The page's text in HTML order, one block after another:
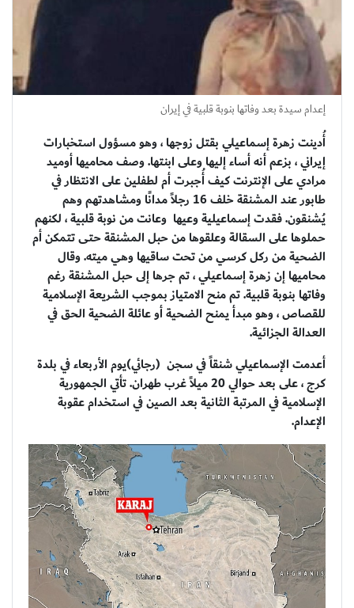
إعدام سيدة بعد وفاتها بنوبة قلبية في إيران
أُدينت زهرة إسماعيلي بقتل زوجها ، وهو مسؤول استخبارات
إيراني ، بزعم أنه أساء إليها وعلى ابنتها. وصف محاميها أوميد
مرادي على الإنترنت كيف أُجبرت أم لطفلين على الانتظار في
طابور عند المشنقة خلف 16 رجلاً مدانًا ومشاهدتهم وهم
يُشنقون. فقدت إسماعيلية وعيها وعانت من نوبة قلبية ، لكنهم
حملوها على السقالة وعلقوها من حبل المشنقة حتى تتمكن أم
الضحية من ركل كرسي من تحت ساقيها وهي ميته. وقال
محاميها إن زهرة إسماعيلي ، تم جرها إلى حبل المشنقة رغم
وفاتها بنوبة قلبية. تم منح الامتياز بموجب الشريعة الإسلامية
للقصاص ، وهو مبدأ يمنح الضحية أو عائلة الضحية الحق في
العدالة الجزائية.
أعدمت الإسماعيلي شنقاً في سجن (رجائي)يوم الأربعاء في بلدة
كرج ، على بعد حوالي 20 ميلاً غرب طهران. تأتي الجمهورية
الإسلامية في المرتبة الثانية بعد الصين في استخدام عقوبة
الإعدام.